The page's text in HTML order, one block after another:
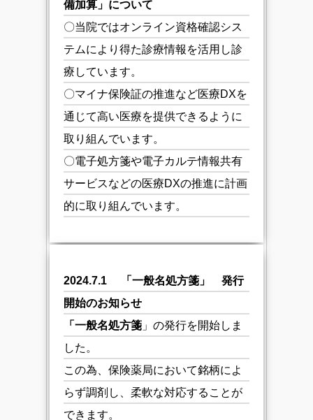
備加算」について
〇当院ではオンライン資格確認シス
テムにより得た診療情報を活用し診
療しています。
〇マイナ保険証の推進など医療DXを
通じて高い医療を提供できるように
取り組んでいます。
〇電子処方箋や電子カルテ情報共有
サービスなどの医療DXの推進に計画
的に取り組んでいます。
2024.7.1 「一般名処方箋」 発行
開始のお知らせ
「一般名処方箋 」の発行を開始しま
した。
この為、保険薬局において銘柄によ
らず調剤し、柔軟な対応することが
できます。